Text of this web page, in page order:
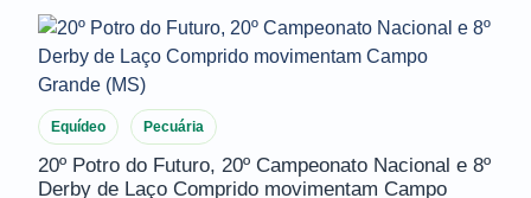
Equídeo Pecuária
20º Potro do Futuro, 20º Campeonato Nacional e 8º
Derby de Laço Comprido movimentam Campo